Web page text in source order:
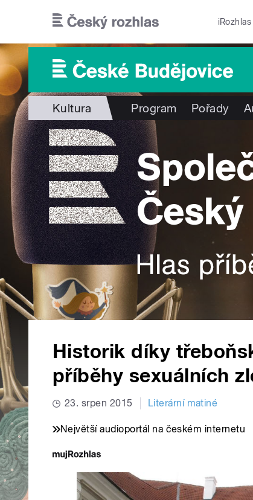
iRozhlas
Kultura Program Pořady
Historik díky
příběhy sexuálních
23. srpen 2015 Literární matiné
Největší audioportál na českém internetu